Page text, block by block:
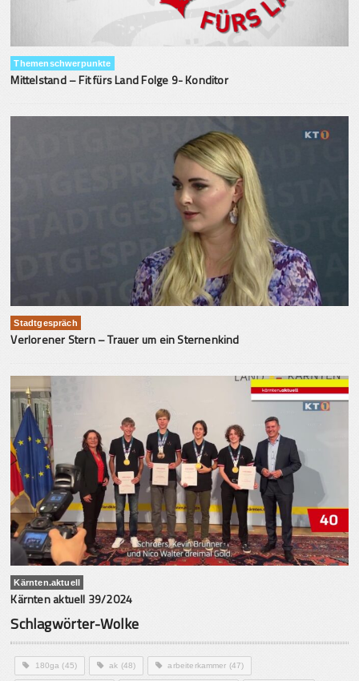
Themenschwerpunkte
Mittelstand – Fit fürs Land Folge 9- Konditor
Stadtgespräch
Verlorener Stern – Trauer um ein Sternenkind
Kärnten.aktuell
Kärnten aktuell 39/2024
Schlagwörter-Wolke
180ga (45) ak (48) arbeiterkammer (47)